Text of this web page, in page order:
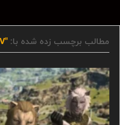
مطالب برچسب زده شده با: "FINAL FANTASY XIV"